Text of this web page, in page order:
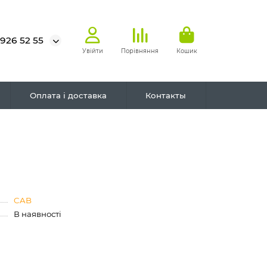
52 55
Увійти Порівняння Кошик
Оплата і доставка Контакты
CAB
В наявності